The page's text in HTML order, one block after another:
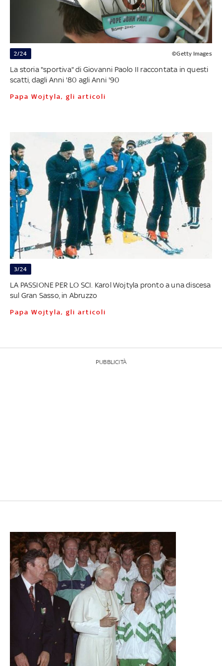
2/24 ©Getty Images
La storia "sportiva" di Giovanni Paolo II raccontata in questi
scatti, dagli Anni '80 agli Anni '90
Papa Wojtyla, gli articoli
3/24
LA PASSIONE PER LO SCI. Karol Wojtyla pronto a una discesa
sul Gran Sasso, in Abruzzo
Papa Wojtyla, gli articoli
PUBBLICITÀ